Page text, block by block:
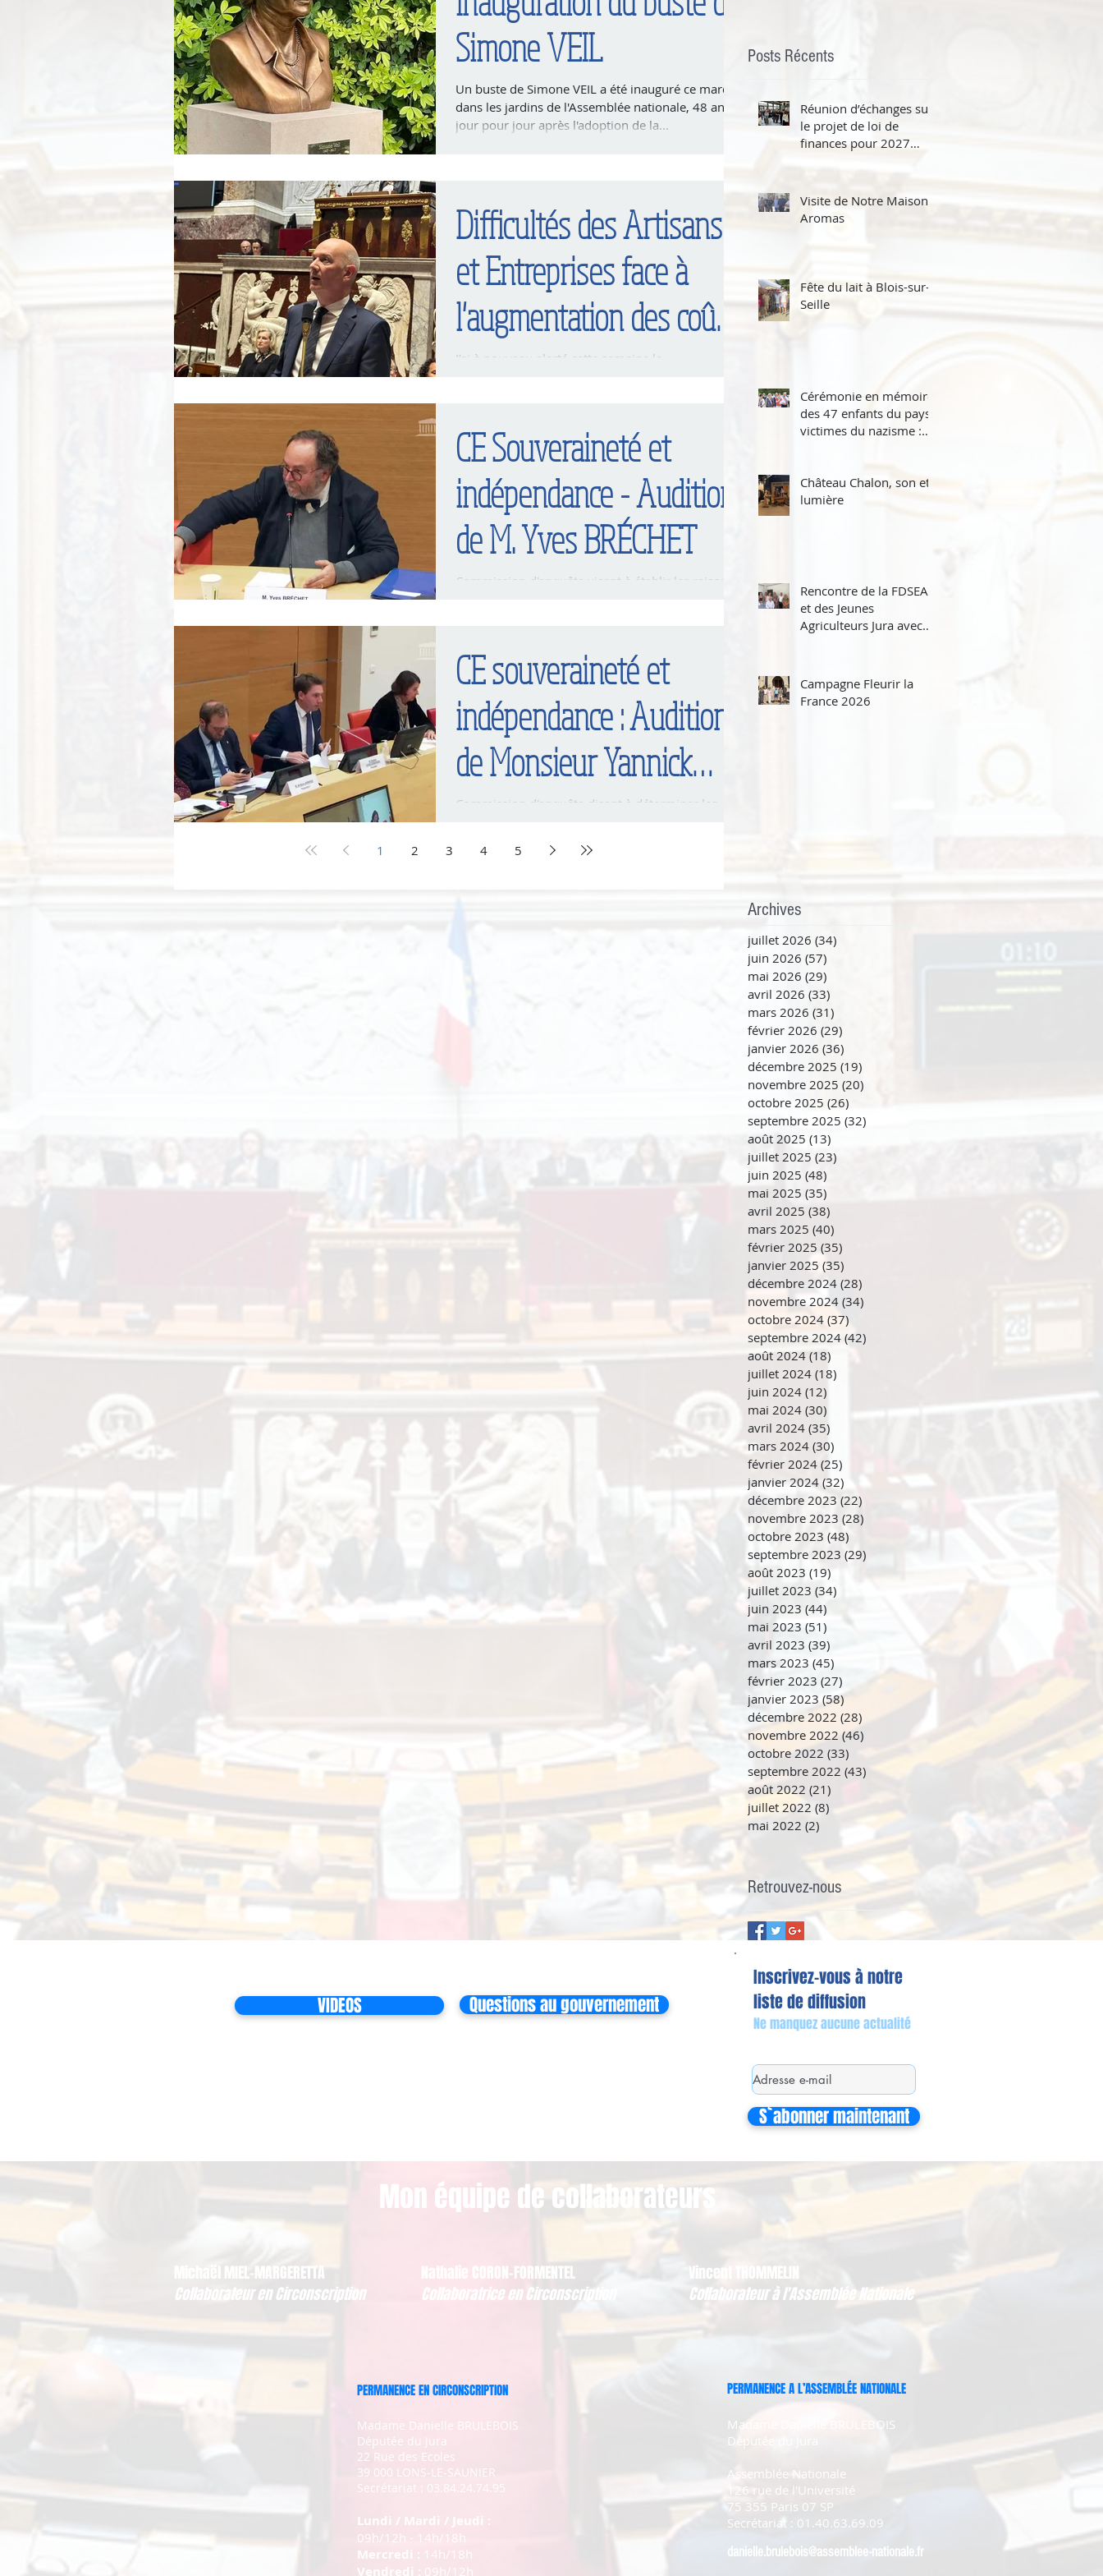
Simone VEIL
Un buste de Simone VEIL a été inauguré ce mardi,
dans les jardins de l'Assemblée nationale, 48 ans
jour pour jour après l'adoption de la...
Difficultés des Artisans
et Entreprises face à
l'augmentation des coûts
de la facture énergétique
J’ai à nouveau alerté cette semaine le
CE Souveraineté et
indépendance - Audition
de M. Yves BRÉCHET
Commission d'enquête visant à établir les raisons
CE souveraineté et
indépendance : Audition
de Monsieur Yannick
d'ESCATHA
Commission d'enquête disant à déterminer les
1 2 3 4 5
Posts Récents
Réunion d’échanges sur
le projet de loi de
finances pour 2027
Farandou
Visite de Notre Maison à
Aromas
Fête du lait à Blois-sur-
Seille
Cérémonie en mémoire
des 47 enfants du pays,
victimes du nazisme :
combats du maquis.
Château Chalon, son et
lumière
Rencontre de la FDSEA
et des Jeunes
Agriculteurs Jura avec
Campagne Fleurir la
France 2026
Archives
juillet 2026 (34)
juin 2026 (57)
mai 2026 (29)
avril 2026 (33)
mars 2026 (31)
février 2026 (29)
janvier 2026 (36)
décembre 2025 (19)
novembre 2025 (20)
octobre 2025 (26)
septembre 2025 (32)
août 2025 (13)
juillet 2025 (23)
juin 2025 (48)
mai 2025 (35)
avril 2025 (38)
mars 2025 (40)
février 2025 (35)
janvier 2025 (35)
décembre 2024 (28)
novembre 2024 (34)
octobre 2024 (37)
septembre 2024 (42)
août 2024 (18)
juillet 2024 (18)
juin 2024 (12)
mai 2024 (30) 30 posts
avril 2024 (35)
mars 2024 (30)
février 2024 (25)
janvier 2024 (32) 32 posts
décembre 2023 (22)
novembre 2023 (28)
octobre 2023 (48)
septembre 2023 (29)
août 2023 (19)
juillet 2023 (34)
juin 2023 (44)
mai 2023 (51) 51 posts
avril 2023 (39)
mars 2023 (45)
février 2023 (27)
janvier 2023 (58)
décembre 2022 (28)
novembre 2022 (46)
octobre 2022 (33)
septembre 2022 (43) 43 posts
août 2022 (21)
juillet 2022 (8)
mai 2022 (2) 2 posts
Retrouvez-nous
VIDEOS Questions au gouvernement
Inscrivez-vous à notre
liste de diffusion
Ne manquez aucune actualité
S`abonner maintenant
Mon équipe de collaborateurs
Michaël MIEL-MARGERETTA
Collaborateur en Circonscription
Vincent THOMMELIN
Collaborateur à l'Assemblée Nationale
Nathalie CORON-FORMENTEL
Collaboratrice en Circonscription
PERMANENCE EN CIRCONSCRIPTION
Madame Danielle BRULEBOIS
Députée du Jura
22 Rue des Ecoles
39 000 LONS-LE-SAUNIER
Secrétariat : 03.84.24.74.95
Lundi / Mardi / Jeudi :
09h/12h - 14h/18h
Mercredi : 14h/18h
Vendredi : 09h/12h
PERMANENCE A L’ASSEMBLÉE NATIONALE
Madame Danielle BRULEBOIS
Députée du Jura
Assemblée Nationale
126 rue de l'Université
75 355 Paris 07 SP
Secrétariat : 01.40.63.69.09
danielle.brulebois@assemblee-nationale.fr